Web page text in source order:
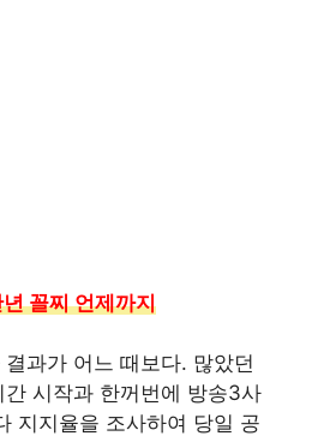
꼴찌 언제까지
과가 어느 때보다. 많았던
시작과 한꺼번에 방송3사
지지율을 조사하여 당일 공